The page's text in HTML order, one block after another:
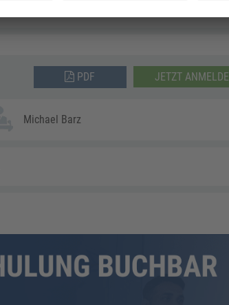
PDF JETZT
Michael Barz